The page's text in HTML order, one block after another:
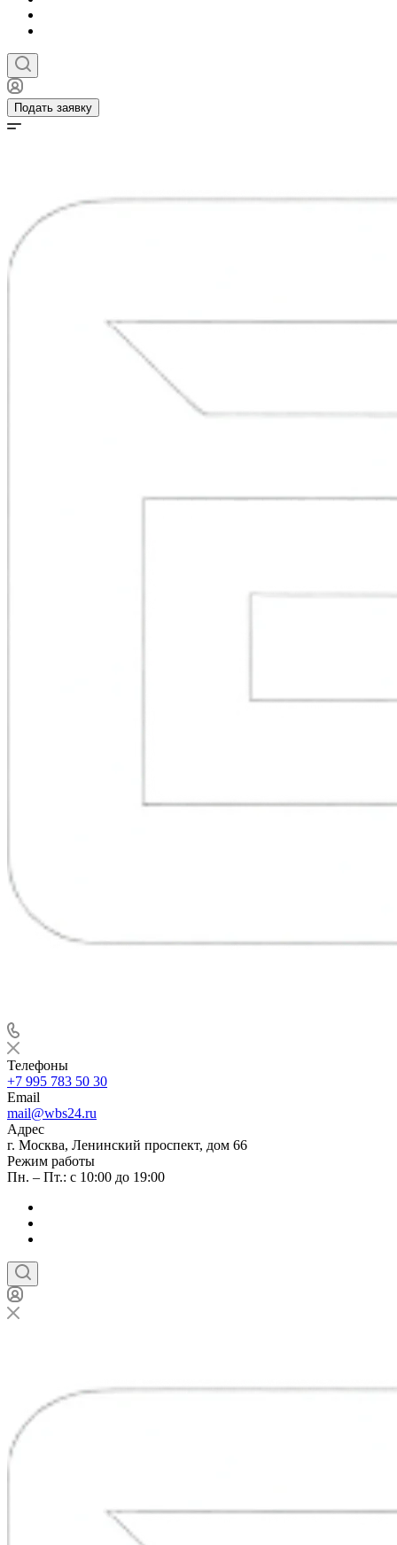
Подать заявку
Телефоны
+7 995 783 50 30
Email
mail@wbs24.ru
Адрес
г. Москва, Ленинский проспект, дом 66
Режим работы
Пн. – Пт.: с 10:00 до 19:00